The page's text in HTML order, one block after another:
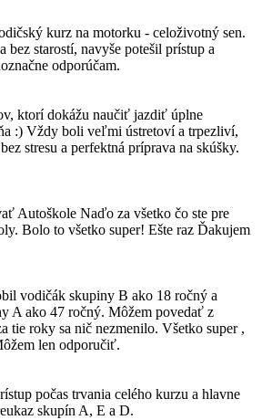
kurz na motorku - celoživotný sen.
bez starostí, navyše potešil prístup a
odporúčam.
ktorí dokážu naučiť jazdiť úplne
:) Vždy boli veľmi ústretoví a trpezliví,
stresu a perfektná príprava na skúšky.
Autoškole Naďo za všetko čo ste pre
Bolo to všetko super! Ešte raz Ďakujem
vodičák skupiny B ako 18 ročný a
A ako 47 ročný. Môžem povedať z
tie roky sa nič nezmenilo. Všetko super ,
len odporučiť.
počas trvania celého kurzu a hlavne
skupín A, E a D.